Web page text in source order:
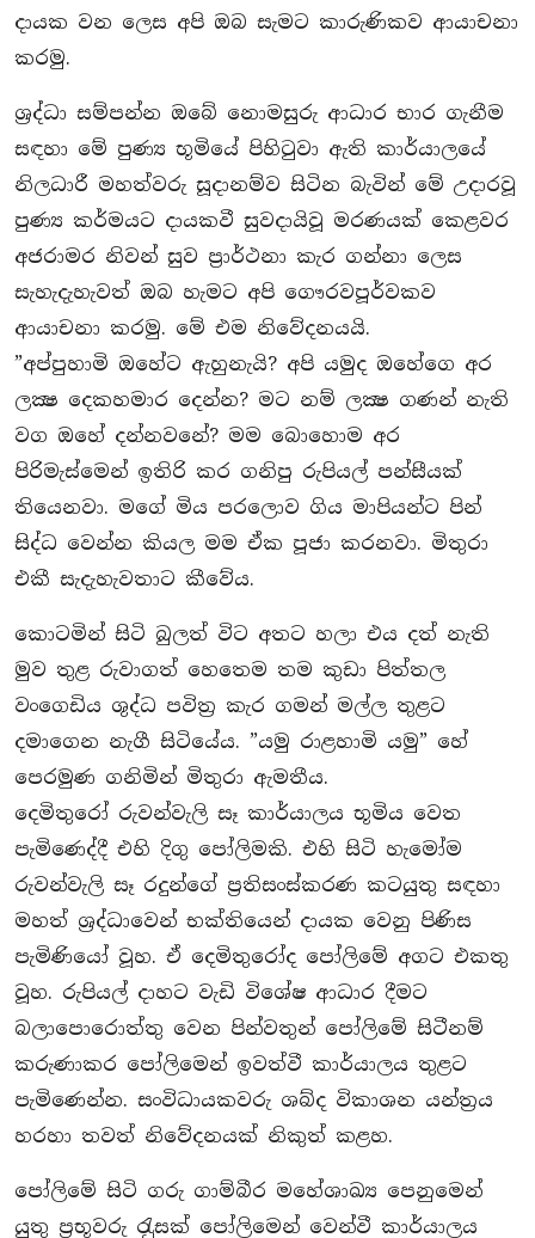
දායක වන ලෙස අපි ඔබ සැමට කාරුණිකව ආයාචනා
කරමු.
ශ‍්‍රද්ධා සම්පන්න ඔබේ නොමසුරු ආධාර භාර ගැනීම
සඳහා මේ පුණ්‍ය භූමියේ පිහිටුවා ඇති කාර්යාලයේ
නිලධාරී මහත්වරු සූදානම්ව සිටින බැවින් මේ උදාරවූ
පුණ්‍ය කර්මයට දායකවී සුවදායිවූ මරණයක් කෙළවර
අජරාමර නිවන් සුව ප‍්‍රාර්ථනා කැර ගන්නා ලෙස
සැහැදැහැවත් ඔබ හැමට අපි ගෞරවපූර්වකව
ආයාචනා කරමු. මේ එම නිවේදනයයි.
”අප්පුහාමි ඔහේට ඇහුනැයි? අපි යමුද ඔහේගෙ අර
ලක්‍ෂ දෙකහමාර දෙන්න? මට නම් ලක්‍ෂ ගණන් නැති
වග ඔහේ දන්නවනේ? මම බොහොම අර
පිරිමැස්මෙන් ඉතිරි කර ගනිපු රුපියල් පන්සීයක්
තියෙනවා. මගේ මිය පරලොව ගිය මාපියන්ට පින්
සිද්ධ වෙන්න කියල මම ඒක පූජා කරනවා. මිතුරා
එකී සැදැහැවතාට කීවේය.
කොටමින් සිටි බුලත් විට අතට හලා එය දත් නැති
මුව තුළ රුවාගත් හෙතෙම තම කුඩා පිත්තල
වංගෙඩිය ශුද්ධ පවිත‍්‍ර කැර ගමන් මල්ල තුළට
දමාගෙන නැගී සිටියේය. ”යමු රාළහාමි යමු” හේ
පෙරමුණ ගනිමින් මිතුරා ඇමතීය.
දෙමිතුරෝ රුවන්වැලි සෑ කාර්යාලය භූමිය වෙත
පැමිණෙද්දී එහි දිගු පෝලිමකි. එහි සිටි හැමෝම
රුවන්වැලි සෑ රදුන්ගේ ප‍්‍රතිසංස්කරණ කටයුතු සඳහා
මහත් ශ‍්‍රද්ධාවෙන් භක්තියෙන් දායක වෙනු පිණිස
පැමිණියෝ වූහ. ඒ දෙමිතුරෝද පෝලිමේ අගට එකතු
වූහ. රුපියල් දාහට වැඩි විශේෂ ආධාර දීමට
බලාපොරොත්තු වෙන පින්වතුන් පෝලිමේ සිටීනම්
කරුණාකර පෝලිමෙන් ඉවත්වී කාර්යාලය තුළට
පැමිණෙන්න. සංවිධායකවරු ශබ්ද විකාශන යන්ත‍්‍රය
හරහා තවත් නිවේදනයක් නිකුත් කළහ.
පෝලිමේ සිටි ගරු ගාම්බීර මහේශාඛ්‍ය පෙනුමෙන්
යුතු ප‍්‍රභූවරු රැුසක් පෝලිමෙන් වෙන්වී කාර්යාලය